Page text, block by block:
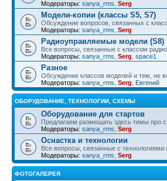
Модераторы: sanya_rms Serg
Модели-копии (классы S5, S7)
Обсуждение вопросов, связанных с
Модераторы: sanya_rms Serg
Радиоуправляемые модели (S8)
Все вопросы, связанные с классом
Модераторы: sanya_rms Serg space1
Разное
Обсуждение классов моделей и тем, не
Модераторы: sanya_rms Serg Евгений
ОБОРУДОВАНИЕ, ТЕХНОЛОГИИ, СХЕМЫ
Оборудование для стартов
Предлагаем размещать здесь темы про
Модераторы: sanya_rms Serg
Оснастка и технологии
Все вопросы, связанные с технологиями
Модераторы: sanya_rms Serg
ФОТОГАЛЕРЕЯ